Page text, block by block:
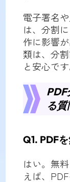
電子署名
は、分割
作に影響
類は、分
と安心です
PDF
る質
Q1. PDF
はい。無
えば、